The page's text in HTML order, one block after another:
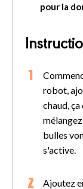
pour la
robot,
chaud,
bulles
s'active.
Ajoutez